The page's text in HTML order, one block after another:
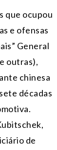
que ocupou
e ofensas
General
outras),
chinesa
décadas
de